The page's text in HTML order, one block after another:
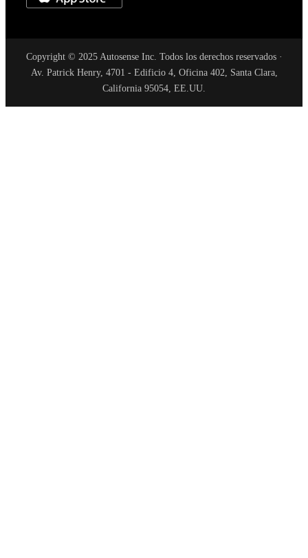
Copyright © 2025 Autosense Inc. Todos los derechos reservados ·
Av. Patrick Henry, 4701 - Edificio 4, Oficina 402, Santa Clara,
California 95054, EE.UU.